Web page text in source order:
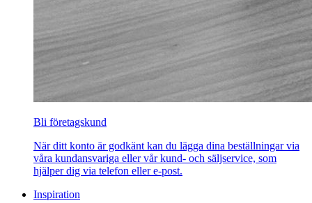
Bli företagskund
När ditt konto är godkänt kan du lägga dina beställningar via
våra kundansvariga eller vår kund- och säljservice, som
hjälper dig via telefon eller e-post.
Inspiration